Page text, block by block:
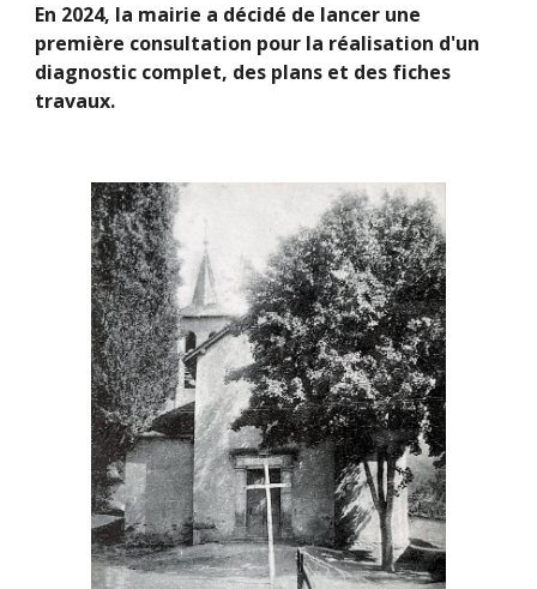
En 2024, la mairie a décidé de lancer une
première consultation pour la réalisation d'un
diagnostic complet, des plans et des fiches
travaux.